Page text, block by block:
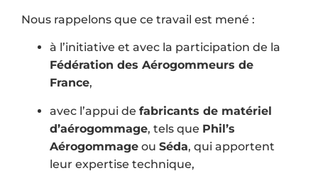
Nous rappelons que ce travail est mené :
à l’initiative et avec la participation de la
Fédération des Aérogommeurs de
France,
avec l’appui de fabricants de matériel
d’aérogommage, tels que Phil’s
Aérogommage ou Séda, qui apportent
leur expertise technique,